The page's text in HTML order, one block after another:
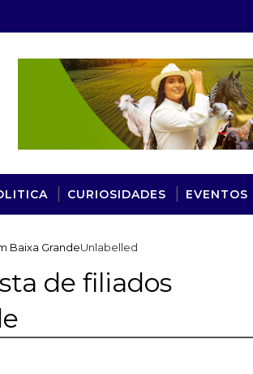
CURIOSIDADES EVENTOS
Unlabelled
Baixa Grande
de filiados